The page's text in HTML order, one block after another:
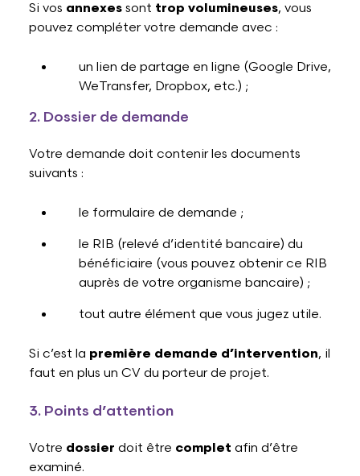
Si vos annexes sont trop volumineuses, vous
pouvez compléter votre demande avec :
un lien de partage en ligne (Google Drive,
WeTransfer, Dropbox, etc.) ;
2. Dossier de demande
Votre demande doit contenir les documents
suivants :
le formulaire de demande ;
le RIB (relevé d’identité bancaire) du
bénéficiaire (vous pouvez obtenir ce RIB
auprès de votre organisme bancaire) ;
tout autre élément que vous jugez utile.
Si c’est la première demande d’intervention, il
faut en plus un CV du porteur de projet.
3. Points d’attention
Votre dossier doit être complet afin d’être
examiné.